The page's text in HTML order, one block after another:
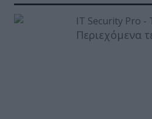
Περιεχόμενα